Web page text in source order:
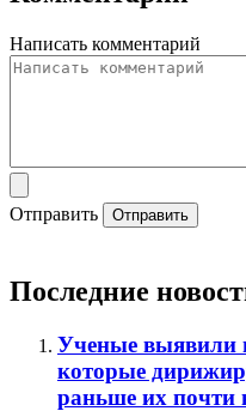
Написать комментарий
Отправить Отправить
Последние
Ученые выявили
которые
раньше их почти